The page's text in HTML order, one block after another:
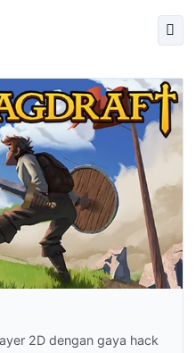
2D dengan gaya hack